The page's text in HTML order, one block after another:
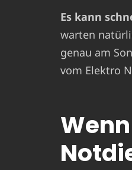
Es kann
warten
genau am
vom Elektro